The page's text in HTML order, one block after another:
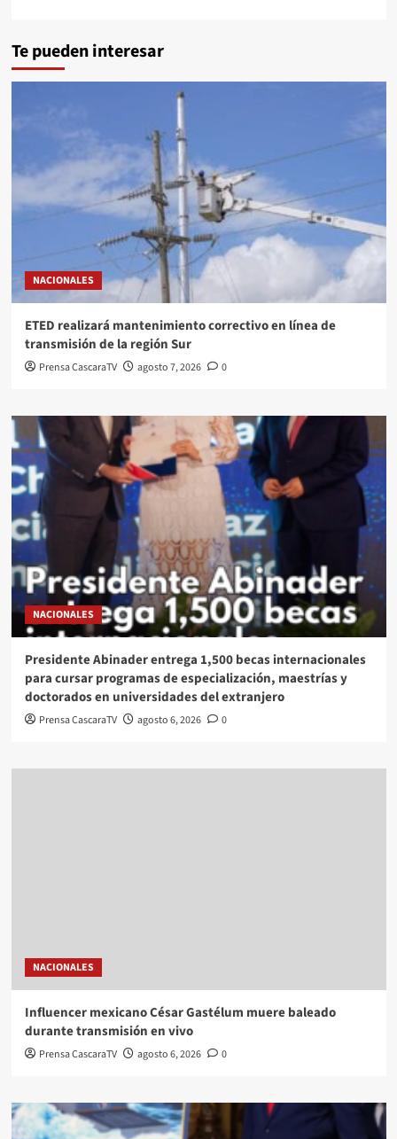
Te pueden interesar
NACIONALES
ETED realizará mantenimiento correctivo en línea de
transmisión de la región Sur
Prensa CascaraTV agosto 7, 2026 0
NACIONALES
Presidente Abinader entrega 1,500 becas internacionales
para cursar programas de especialización, maestrías y
doctorados en universidades del extranjero
Prensa CascaraTV agosto 6, 2026 0
NACIONALES
Influencer mexicano César Gastélum muere baleado
durante transmisión en vivo
Prensa CascaraTV agosto 6, 2026 0